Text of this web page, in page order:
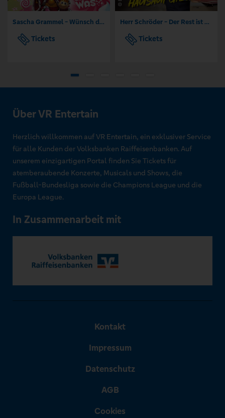
Sascha Grammel - Wünsch dir was
Tickets
Herr Schröder - Der Rest ist Hausaufgabe
Tickets
Über VR Entertain
Herzlich willkommen auf VR Entertain, ein exklusiver Service
für alle Kunden der Volksbanken Raiffeisenbanken. Auf
unserem einzigartigen Portal finden Sie Tickets für
atemberaubende Konzerte, Musicals und Shows, die
Fußball-Bundesliga sowie die Champions League und die
Europa League.
In Zusammenarbeit mit
Kontakt
Impressum
Datenschutz
AGB
Cookies